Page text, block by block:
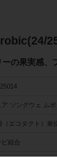
の果実感、
ア ソングウェ ムボ
（エコタクト）単
ピ組合